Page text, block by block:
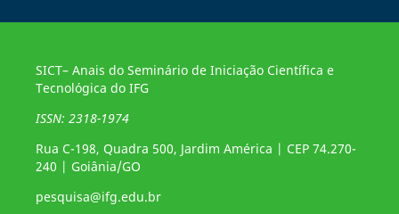
SICT– Anais do Seminário de Iniciação Científica e
Tecnológica do IFG
ISSN: 2318-1974
Rua C-198, Quadra 500, Jardim América | CEP 74.270-
240 | Goiânia/GO
pesquisa@ifg.edu.br